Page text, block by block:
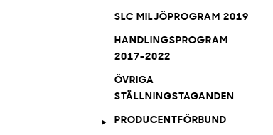
SLC MILJÖPROGRAM 2019
HANDLINGSPROGRAM
2017-2022
ÖVRIGA
STÄLLNINGSTAGANDEN
PRODUCENTFÖRBUND